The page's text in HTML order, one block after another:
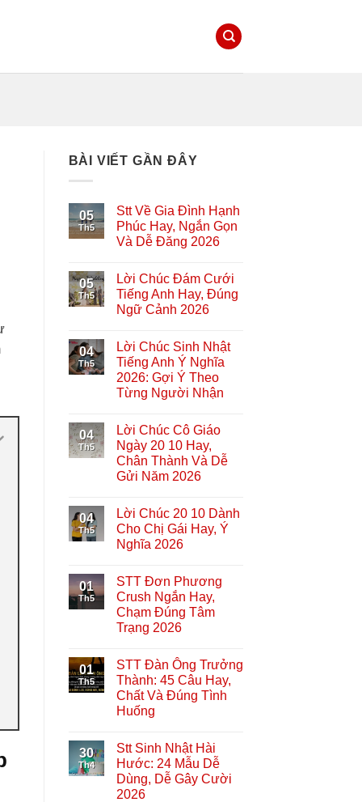
BÀI VIẾT GẦN ĐÂY
05
Th5
Stt Về Gia Đình Hạnh
Phúc Hay, Ngắn Gọn
Và Dễ Đăng 2026
05
Th5
Lời Chúc Đám Cưới
Tiếng Anh Hay, Đúng
Ngữ Cảnh 2026
04
Th5
Lời Chúc Sinh Nhật
Tiếng Anh Ý Nghĩa
2026: Gợi Ý Theo
Từng Người Nhận
04
Th5
Lời Chúc Cô Giáo
Ngày 20 10 Hay,
Chân Thành Và Dễ
Gửi Năm 2026
04
Th5
Lời Chúc 20 10 Dành
Cho Chị Gái Hay, Ý
Nghĩa 2026
01
Th5
STT Đơn Phương
Crush Ngắn Hay,
Chạm Đúng Tâm
Trạng 2026
01
Th5
STT Đàn Ông Trưởng
Thành: 45 Câu Hay,
Chất Và Đúng Tình
Huống
30
Th4
Stt Sinh Nhật Hài
Hước: 24 Mẫu Dễ
Dùng, Dễ Gây Cười
2026